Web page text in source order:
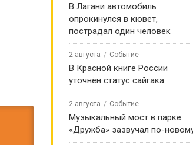
В Лагани автомобиль
опрокинулся в кювет,
пострадал один человек
2 августа Событие
В Красной книге России
уточнён статус сайгака
2 августа Событие
Музыкальный мост в парке
«Дружба» зазвучал по-